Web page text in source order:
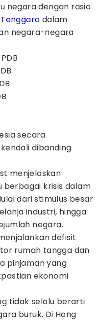
negara dengan rasio
dalam
negara-negara
secara
dibanding
menjelaskan
berbagai krisis dalam
dari stimulus besar
industri, hingga
negara.
defisit
rumah tangga dan
pinjaman yang
ekonomi
tidak selalu berarti
buruk. Di Hong